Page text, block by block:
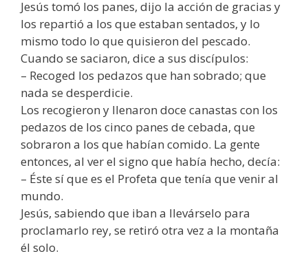
Jesús tomó los panes, dijo la acción de gracias y
los repartió a los que estaban sentados, y lo
mismo todo lo que quisieron del pescado.
Cuando se saciaron, dice a sus discípulos:
– Recoged los pedazos que han sobrado; que
nada se desperdicie.
Los recogieron y llenaron doce canastas con los
pedazos de los cinco panes de cebada, que
sobraron a los que habían comido. La gente
entonces, al ver el signo que había hecho, decía:
– Éste sí que es el Profeta que tenía que venir al
mundo.
Jesús, sabiendo que iban a llevárselo para
proclamarlo rey, se retiró otra vez a la montaña
él solo.